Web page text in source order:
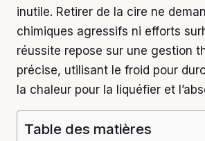
inutile. Retirer de la cire ne
chimiques agressifs ni efforts
réussite repose sur une gestion
précise, utilisant le froid pour
la chaleur pour la liquéfier et
Table des matières